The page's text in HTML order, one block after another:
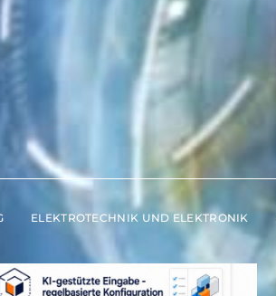
ELEKTROTECHNIK UND ELEKTRONIK